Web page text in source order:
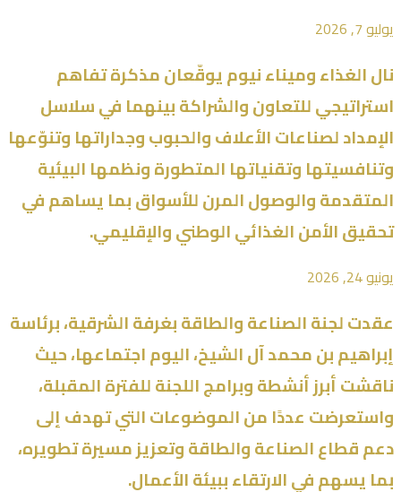
يوليو 7, 2026
نال الغذاء وميناء نيوم يوقّعان مذكرة تفاهم
استراتيجي للتعاون والشراكة بينهما في سلاسل
الإمداد لصناعات الأعلاف والحبوب وجداراتها وتنوّعها
وتنافسيتها وتقنياتها المتطورة ونظمها البيئية
المتقدمة والوصول المرن للأسواق بما يساهم في
تحقيق الأمن الغذائي الوطني والإقليمي.
يونيو 24, 2026
عقدت لجنة الصناعة والطاقة بغرفة الشرقية، برئاسة
إبراهيم بن محمد آل الشيخ، اليوم اجتماعها، حيث
ناقشت أبرز أنشطة وبرامج اللجنة للفترة المقبلة،
واستعرضت عددًا من الموضوعات التي تهدف إلى
دعم قطاع الصناعة والطاقة وتعزيز مسيرة تطويره،
بما يسهم في الارتقاء ببيئة الأعمال.